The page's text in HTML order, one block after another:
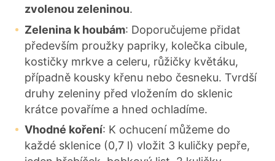
zvolenou zeleninou.
Zelenina k houbám: Doporučujeme přidat
především proužky papriky, kolečka cibule,
kostičky mrkve a celeru, růžičky květáku,
případně kousky křenu nebo česneku. Tvrdší
druhy zeleniny před vložením do sklenic
krátce povaříme a hned ochladíme.
Vhodné koření: K ochucení můžeme do
každé sklenice (0,7 l) vložit 3 kuličky pepře,